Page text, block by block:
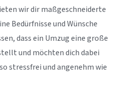
wir dir maßgeschneiderte
Bedürfnisse und Wünsche
dass ein Umzug eine große
und möchten dich dabei
stressfrei und angenehm wie